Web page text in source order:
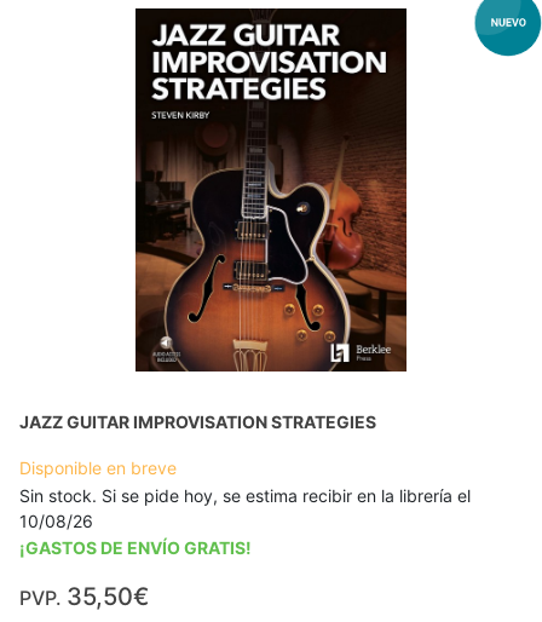
JAZZ GUITAR IMPROVISATION STRATEGIES
Disponible en breve
Sin stock. Si se pide hoy, se estima recibir en la librería el
10/08/26
¡GASTOS DE ENVÍO GRATIS!
PVP. 35,50€